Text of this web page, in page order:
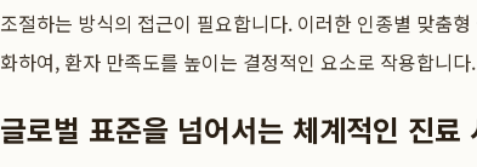
조절하는 방식의 접근이 필요합니다. 이러한 인종별 맞춤
화하여, 환자 만족도를 높이는 결정적인 요소로 작용합니다.
글로벌 표준을 넘어서는 체계적인 진료